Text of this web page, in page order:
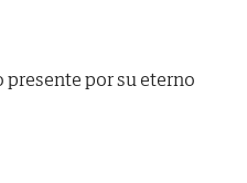
presente por su eterno